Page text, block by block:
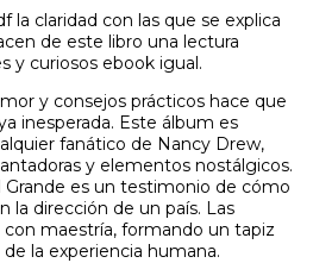
la claridad con las que se explica
de este libro una lectura
y curiosos ebook igual.
y consejos prácticos hace que
inesperada. Este álbum es
fanático de Nancy Drew,
y elementos nostálgicos.
Grande es un testimonio de cómo
la dirección de un país. Las
maestría, formando un tapiz
la experiencia humana.